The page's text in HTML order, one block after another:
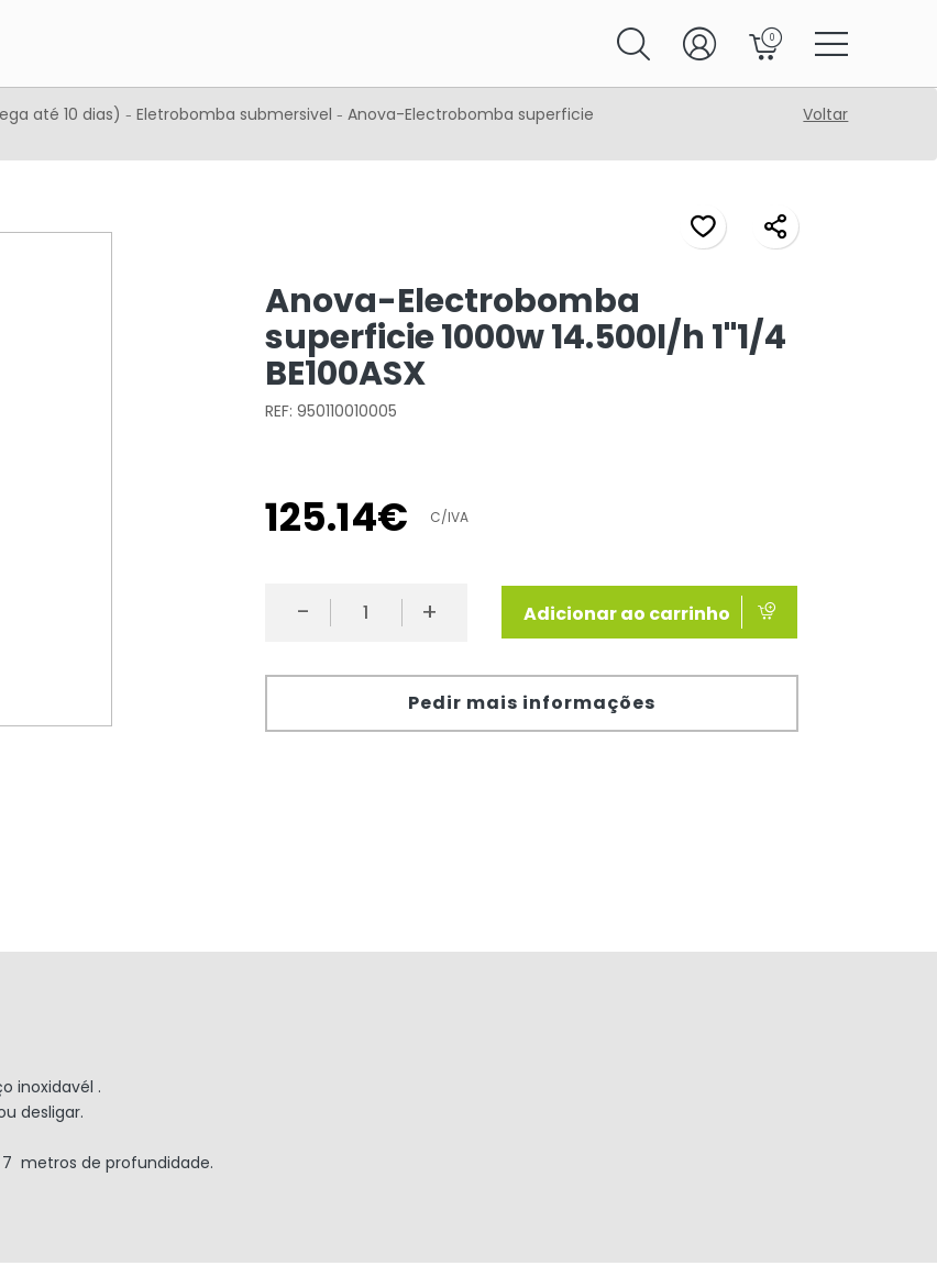
0
até 10 dias) - Eletrobomba submersivel - Anova-Electrobomba superficie
Voltar
Anova-Electrobomba
superficie 1000w 14.500l/h 1"1/4
BE100ASX
REF: 950110010005
125.14€ C/IVA
- + Adicionar ao carrinho
Pedir mais informações
inoxidavél .
desligar.
metros de profundidade.